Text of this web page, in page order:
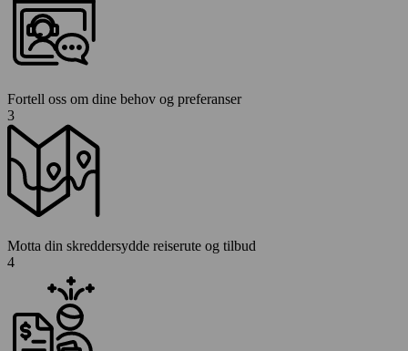
Fortell oss om dine behov og preferanser
3
Motta din skreddersydde reiserute og tilbud
4